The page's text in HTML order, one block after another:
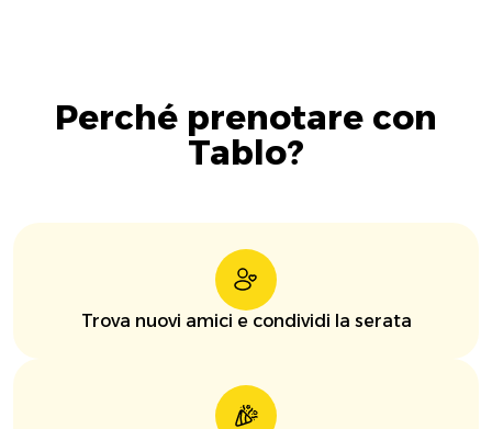
Perché prenotare con
Tablo?
Trova nuovi amici e condividi la serata